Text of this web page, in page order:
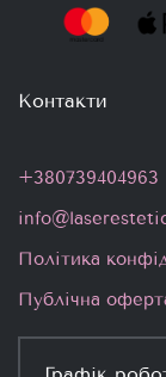
Контакти
+380739404963
Політика
Публічна